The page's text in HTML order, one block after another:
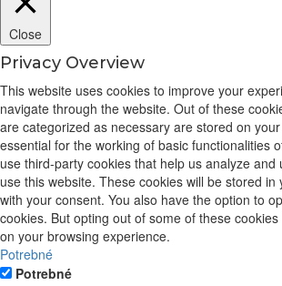
Close
Privacy Overview
This website uses cookies to improve your
navigate through the website. Out of these
are categorized as necessary are stored on
essential for the working of basic functionalities
use third-party cookies that help us analyze and
use this website. These cookies will be stored in
with your consent. You also have the option to
cookies. But opting out of some of these
on your browsing experience.
Potrebné
Potrebné